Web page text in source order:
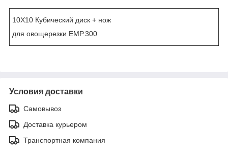
10X10 Кубический диск + нож
для овощерезки EMP.300
Условия доставки
Самовывоз
Доставка курьером
Транспортная компания